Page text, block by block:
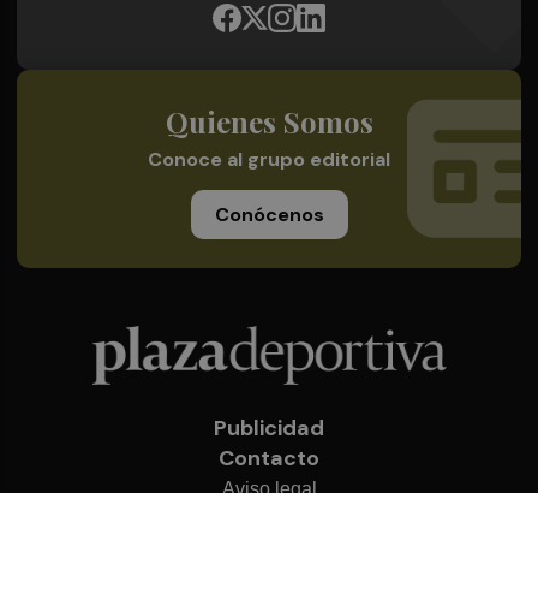
Quienes Somos
Conoce al grupo editorial
Conócenos
Publicidad
Contacto
Aviso legal